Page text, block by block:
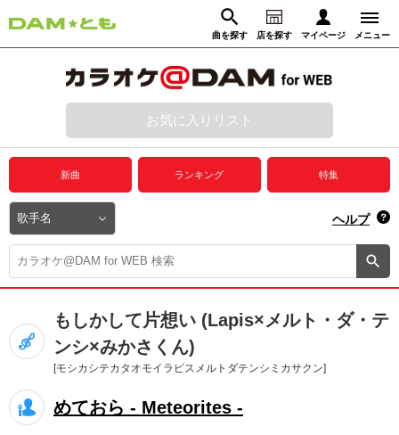
曲を探す 店を探す マイページ メニュー
動画からさがす 録音からさがす
ログイン
プレミアムサービス
DAM★とも動画
DAM★とも録音
カラオケ＠DAM
ユーザー検索
お知らせ
お気に入りリスト
新曲 ランキング 特集
ヘルプ
もしかして片想い (Lapis×メルト・ダ・テ
ンシ×みかさくん)
[モシカシテカタオモイラピスメルトダテンシミカサクン]
めておら - Meteorites -